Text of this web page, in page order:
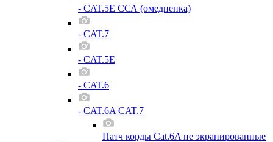
- CAT.5E ССА (омедненка)
- CAT.7
- CAT.5E
- CAT.6
- CAT.6A CAT.7
Патч корды Cat.6A не экранированные